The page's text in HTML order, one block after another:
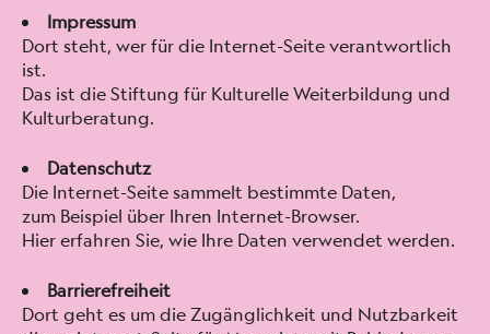
Impres­sum
Dort ste­ht, wer für die Inter­net-Seite ver­ant­wortlich
ist.
Das ist die Stiftung für Kul­turelle Weit­er­bil­dung und
Kul­turber­atung.
Daten­schutz
Die Inter­net-Seite sam­melt bes­timmte Dat­en,
zum Beispiel über Ihren Inter­net-Brows­er.
Hier erfahren Sie, wie Ihre Dat­en ver­wen­det wer­den.
Bar­ri­ere­frei­heit
Dort geht es um die Zugänglichkeit und Nutzbarkeit